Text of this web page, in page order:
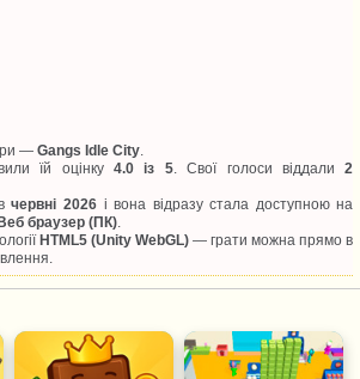
—Gangs Idle City
їй оцінку4.0 із 5. Свої голоси віддали2
вчервні 2026і вона відразу стала доступною на
браузер (ПК)
HTML5 (Unity WebGL) — грати можна прямо в